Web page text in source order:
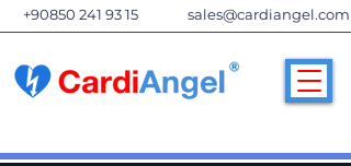
+90850 241 93 15 sales@cardiangel.com